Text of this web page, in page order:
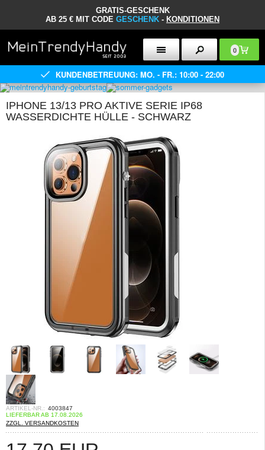
GRATIS-GESCHENK
AB 25 € MIT CODE GESCHENK - KONDITIONEN
0
KUNDENBETREUUNG: MO. - FR.: 10:00 - 22:00
IPHONE 13/13 PRO AKTIVE SERIE IP68
WASSERDICHTE HÜLLE - SCHWARZ
ARTIKEL-NR.: 4003847
LIEFERBAR AB 17.08.2026
ZZGL. VERSANDKOSTEN